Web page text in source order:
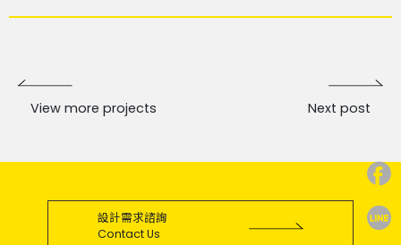
View more projects Next post
設計需求諮詢
Contact Us